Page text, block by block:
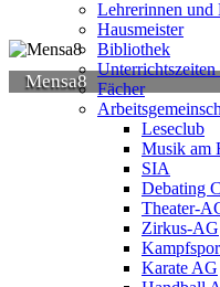
Mensa8
Lehrerinnen und
Hausmeister
Bibliothek
Fächer
Leseclub
Musik am
SIA
Debating
Theater-
Zirkus-AG
Karate AG